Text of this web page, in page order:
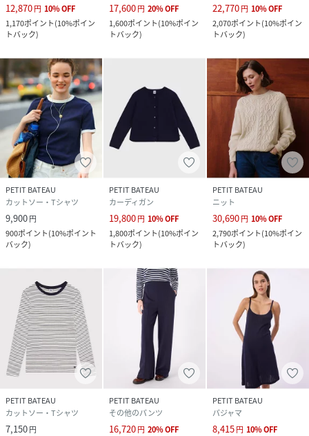
12,870円 10%OFF
1,170ポイント(10%ポイン
トバック)
17,600円 20%OFF
1,600ポイント(10%ポイン
トバック)
22,770円 10%OFF
2,070ポイント(10%ポイン
トバック)
PETIT BATEAU
カットソー・Tシャツ
9,900円
900ポイント(10%ポイント
バック)
PETIT BATEAU
カーディガン
19,800円 10%OFF
1,800ポイント(10%ポイン
トバック)
PETIT BATEAU
ニット
30,690円 10%OFF
2,790ポイント(10%ポイン
トバック)
PETIT BATEAU
カットソー・Tシャツ
7,150円
PETIT BATEAU
その他のパンツ
16,720円 20%OFF
PETIT BATEAU
パジャマ
8,415円 10%OFF